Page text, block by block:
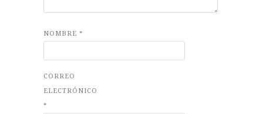
NOMBRE *
CORREO
ELECTRÓNICO
*